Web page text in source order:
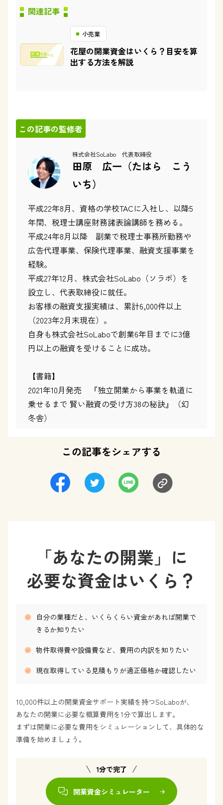
関連記事
小売業
花屋の開業資金はいくら？目安を算
出する方法を解説
この記事の監修者
株式会社SoLabo 代表取締役
田原 広一（たはら こう
いち）
平成22年8月、資格の学校TACに入社し、以降5
年間、税理士講座財務諸表論講師を務める。
平成24年8月以降 副業で税理士事務所勤務や
広告代理事業、保険代理事業、融資支援事業を
経験。
平成27年12月、株式会社SoLabo（ソラボ）を
設立し、代表取締役に就任。
お客様の融資支援実績は、累計6,000件以上
（2023年2月末現在）。
自身も株式会社SoLaboで創業6年目までに3億
円以上の融資を受けることに成功。
【書籍】
2021年10月発売 『独立開業から事業を軌道に
乗せるまで 賢い融資の受け方38の秘訣』（幻
冬舎）
この記事をシェアする
「あなたの開業」に
必要な資金はいくら？
自分の業種だと、いくらくらい資金があれば開業で
きるか知りたい
物件取得費や設備費など、費用の内訳を知りたい
現在取得している見積もりが適正価格か確認したい
10,000件以上の開業資金サポート実績を持つSoLaboが、
あなたの開業に必要な概算費用を1分で算出します。
まずは開業に必要な費用をシミュレーションして、具体的な
準備を始めましょう。
1分で完了
開業資金シミュレーター